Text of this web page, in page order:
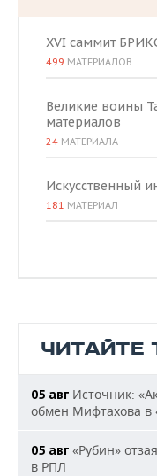
XVI саммит
499 МАТЕРИАЛОВ
Великие воины
материалов
24 МАТЕРИАЛА
Искусственный
181 МАТЕРИАЛ
ЧИТАЙТЕ
05 авг Источник:
обмен Мифтахова в
05 авг «Рубин»
в РПЛ